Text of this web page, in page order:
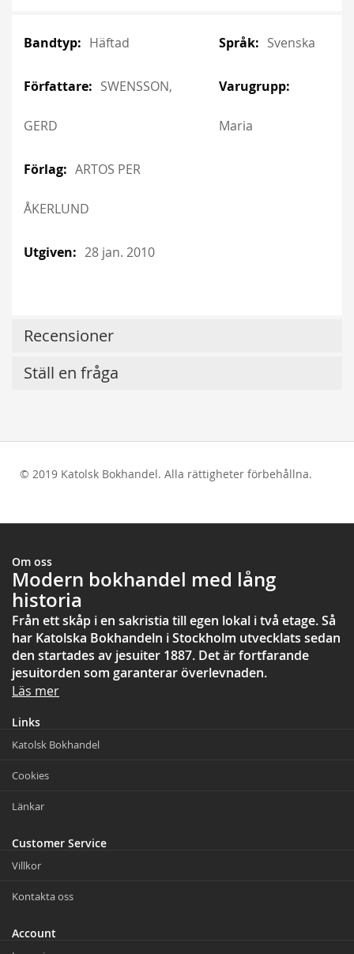
InformationHäftad
SWENSSON,
GERD
ARTOS PER
ÅKERLUND
28 jan. 2010
InformationSvenska
Maria
Recensioner
Ställ en fråga
© 2019 Katolsk Bokhandel. Alla rättigheter förbehållna.
Om oss
Modern bokhandel med lång
historia
Från ett skåp i en sakristia till egen lokal i två etage. Så
har Katolska Bokhandeln i Stockholm utvecklats sedan
den startades av jesuiter 1887. Det är fortfarande
jesuitorden som garanterar överlevnaden.
Läs mer
Links
Katolsk Bokhandel
Cookies
Länkar
Customer Service
Villkor
Kontakta oss
Account